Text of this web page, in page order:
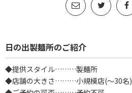
日の出製麺所のご紹介
◆提供スタイル………製麺所
◆店舗の大きさ………小規模店(～30名)